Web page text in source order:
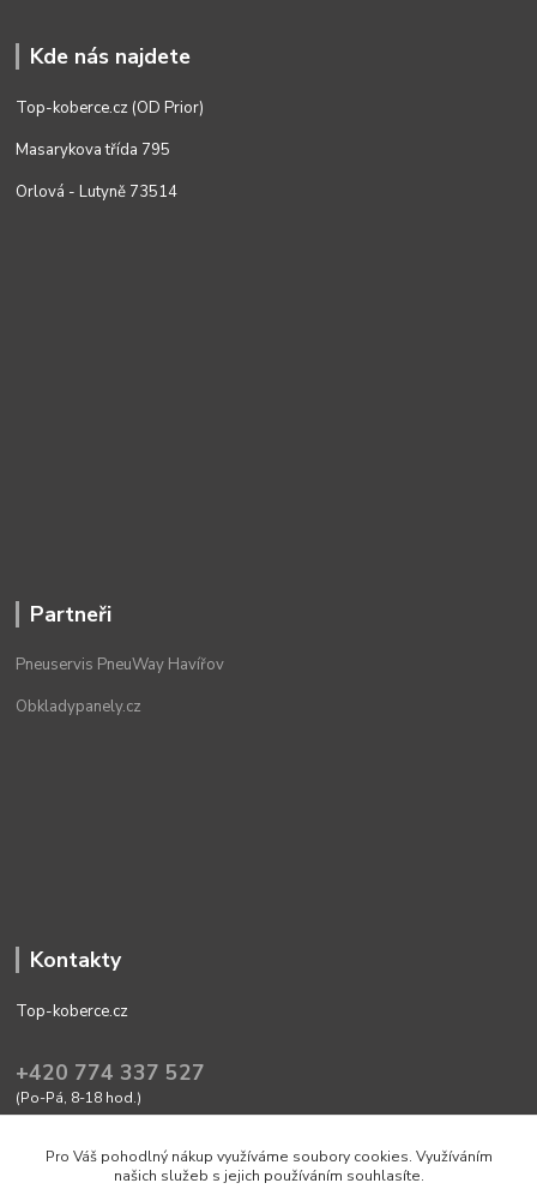
Kde nás najdete
Top-koberce.cz (OD Prior)
Masarykova třída 795
Orlová - Lutyně 73514
Partneři
Pneuservis PneuWay Havířov
Obkladypanely.cz
Kontakty
Top-koberce.cz
+420 774 337 527
(Po-Pá, 8-18 hod.)
Pro Váš pohodlný nákup využíváme soubory cookies. Využíváním
našich služeb s jejich používáním souhlasíte.